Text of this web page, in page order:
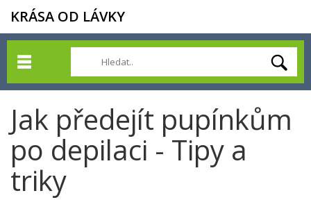
KRÁSA OD LÁVKY
Jak předejít pupínkům
po depilaci - Tipy a
triky